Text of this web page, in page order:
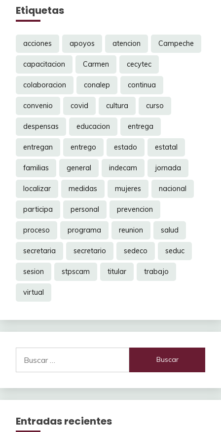
Etiquetas
acciones apoyos atencion Campeche
capacitacion Carmen cecytec
colaboracion conalep continua
convenio covid cultura curso
despensas educacion entrega
entregan entrego estado estatal
familias general indecam jornada
localizar medidas mujeres nacional
participa personal prevencion
proceso programa reunion salud
secretaria secretario sedeco seduc
sesion stpscam titular trabajo
virtual
Entradas recientes